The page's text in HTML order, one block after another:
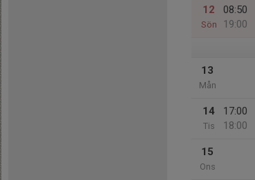
12
Sön
08:50
19:00
13
Mån
14
Tis
17:00
18:00
15
Ons